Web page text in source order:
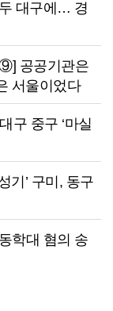
대구에… 경
공공기관은
서울이었다
구 중구 ‘마실
기’ 구미, 동구
학대 혐의 송